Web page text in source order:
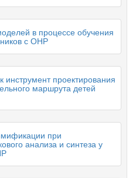
в процессе обучения
с ОНР
инструмент проектирования
маршрута детей
при
анализа и синтеза у